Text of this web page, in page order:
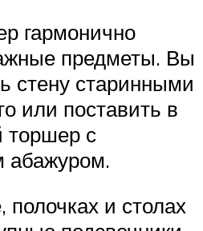
гармонично
предметы. Вы
стену старинными
или поставить в
торшер с
абажуром.
полочках и столах